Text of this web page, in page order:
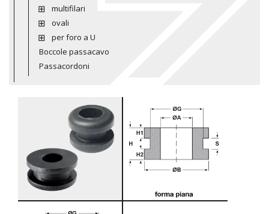
multifilari
ovali
per foro a U
Boccole passacavo
Passacordoni